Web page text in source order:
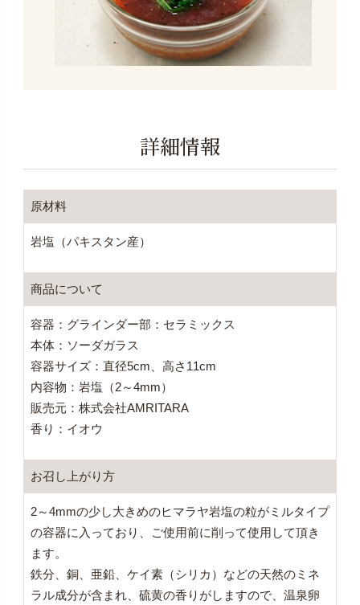
詳細情報
原材料
岩塩（パキスタン産）
商品について
容器：グラインダー部：セラミックス
本体：ソーダガラス
容器サイズ：直径5cm、高さ11cm
内容物：岩塩（2～4mm）
販売元：株式会社AMRITARA
香り：イオウ
お召し上がり方
2～4mmの少し大きめのヒマラヤ岩塩の粒がミルタイプ
の容器に入っており、ご使用前に削って使用して頂き
ます。
鉄分、銅、亜鉛、ケイ素（シリカ）などの天然のミネ
ラル成分が含まれ、硫黄の香りがしますので、温泉卵